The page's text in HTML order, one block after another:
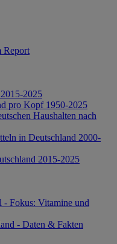
Report
2025
pro Kopf 1950-2025
Haushalten nach
in Deutschland 2000-
2015-2025
- Fokus: Vitamine und
- Daten & Fakten